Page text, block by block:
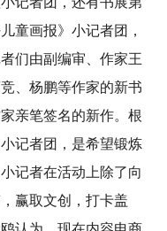
童画报》小记者团，
们由副编审、作家王
、杨鹏等作家的新书
亲笔签名的新作。根
记者团，是希望锻炼
记者在活动上除了向
赢取文创，打卡盖